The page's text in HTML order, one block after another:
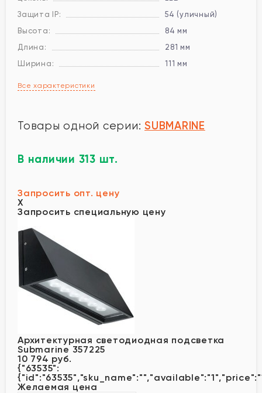
Защита IP:
54 (уличный)
Высота:
84 мм
Длина:
281 мм
Ширина:
111 мм
Все характеристики
Товары одной серии: SUBMARINE
В наличии 313 шт.
Запросить опт. цену
X
Запросить специальную цену
Архитектурная светодиодная подсветка
Submarine 357225
10 794 руб.
{"63535":
Желаемая цена